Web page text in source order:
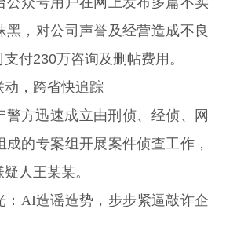
黑，对公司声誉及经营造成不良
付230万咨询及删帖费用。
，跨省快追踪
警方迅速成立由刑侦、经侦、网
的专案组开展案件侦查工作，
人王某某。
：AI造谣造势，步步紧逼敲诈企